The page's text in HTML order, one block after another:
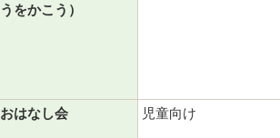
うをかこう）
おはなし会
児童向け